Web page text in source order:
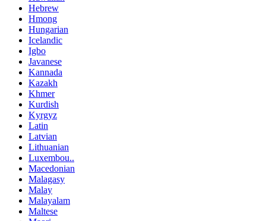
Hebrew
Hmong
Hungarian
Icelandic
Igbo
Javanese
Kannada
Kazakh
Khmer
Kurdish
Kyrgyz
Latin
Latvian
Lithuanian
Luxembou..
Macedonian
Malagasy
Malay
Malayalam
Maltese